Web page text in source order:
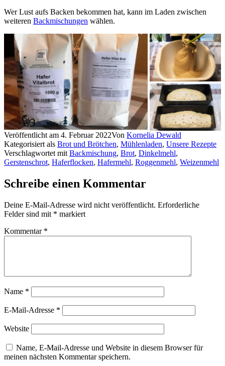
Wer Lust aufs Backen bekommen hat, kann im Laden zwischen
weiteren Backmischungen wählen.
Veröffentlicht am 4. Februar 2022Von Kornelia Dewald
Kategorisiert als Brot und Brötchen, Mühlenladen, Unsere Rezepte
Verschlagwortet mit Backmischung, Brot, Dinkelmehl,
Gerstenschrot, Haferflocken, Hafermehl, Roggenmehl, Weizenmehl
Schreibe einen Kommentar
Deine E-Mail-Adresse wird nicht veröffentlicht. Erforderliche
Felder sind mit * markiert
Kommentar *
Name *
E-Mail-Adresse *
Website
Name, E-Mail-Adresse und Website in diesem Browser für
meinen nächsten Kommentar speichern.